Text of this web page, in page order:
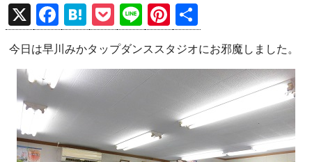
X
F
a
ce
b
o
o
k
H
at
e
n
P
o
ck
et
Li
n
e
Pi
nt
er
t
有
今日は早川みかタップダンススタジオにお邪魔しました。